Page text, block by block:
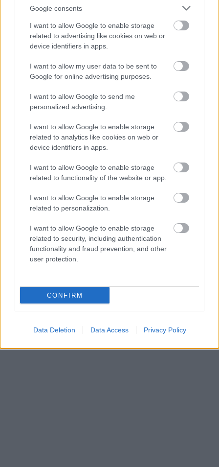
Google consents
I want to allow Google to enable storage
related to advertising like cookies on web or
device identifiers in apps.
I want to allow my user data to be sent to
Google for online advertising purposes.
I want to allow Google to send me
personalized advertising.
I want to allow Google to enable storage
related to analytics like cookies on web or
device identifiers in apps.
I want to allow Google to enable storage
related to functionality of the website or app.
I want to allow Google to enable storage
related to personalization.
I want to allow Google to enable storage
related to security, including authentication
functionality and fraud prevention, and other
user protection.
CONFIRM
Data Deletion Data Access Privacy Policy